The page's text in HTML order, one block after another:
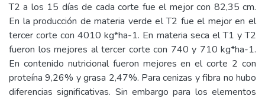
T2 a los 15 días de cada corte fue el mejor con 82,35 cm.
En la producción de materia verde el T2 fue el mejor en el
tercer corte con 4010 kg*ha-1. En materia seca el T1 y T2
fueron los mejores al tercer corte con 740 y 710 kg*ha-1.
En contenido nutricional fueron mejores en el corte 2 con
proteína 9,26% y grasa 2,47%. Para cenizas y fibra no hubo
diferencias significativas. Sin embargo para los elementos